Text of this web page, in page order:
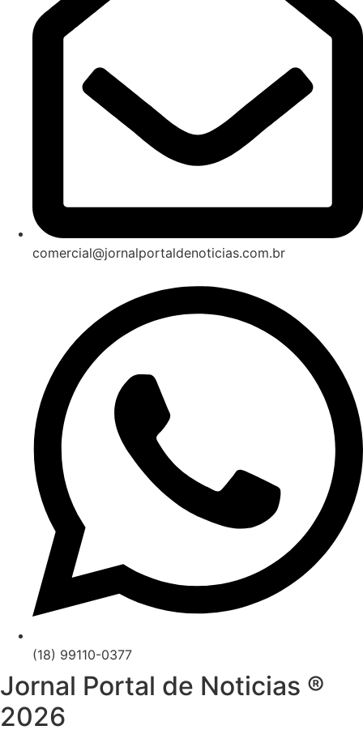
comercial@jornalportaldenoticias.com.br
(18) 99110-0377
Jornal Portal de Noticias ®
2026